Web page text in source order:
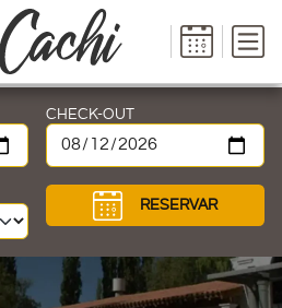
CHECK-OUT
RESERVAR